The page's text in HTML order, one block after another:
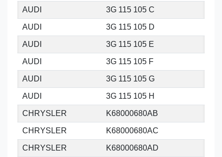
AUDI 3G 115 105 C
AUDI 3G 115 105 D
AUDI 3G 115 105 E
AUDI 3G 115 105 F
AUDI 3G 115 105 G
AUDI 3G 115 105 H
CHRYSLER K68000680AB
CHRYSLER K68000680AC
CHRYSLER K68000680AD